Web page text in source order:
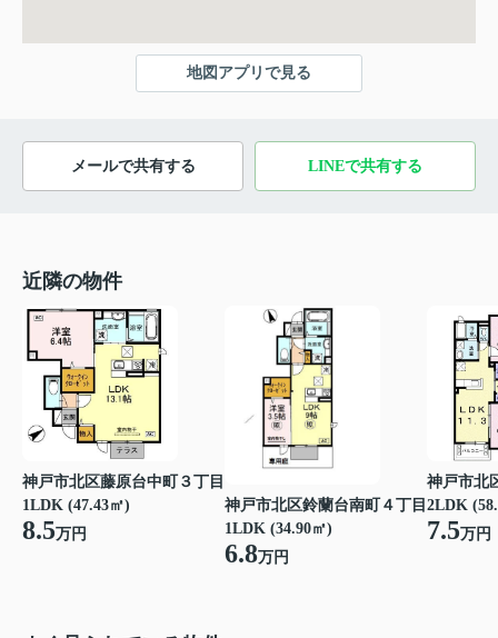
地図アプリで見る
メールで共有する LINEで共有する
近隣の物件
神戸市北区藤原台中町３丁目
1LDK (47.43㎡)
8.5万円
神戸市北区鈴蘭台南町４丁目
1LDK (34.90㎡)
6.8万円
神戸市北
2LDK
7.5万円